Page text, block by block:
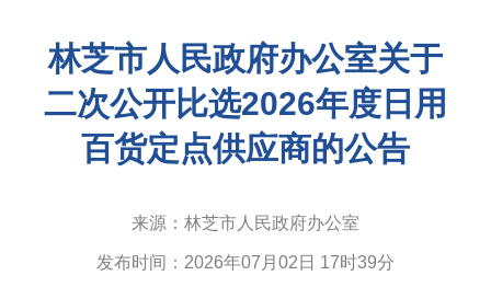
林芝市人民政府办公室关于
二次公开比选2026年度日用
百货定点供应商的公告
来源： 林芝市人民政府办公室
发布时间： 2026年07月02日 17时39分